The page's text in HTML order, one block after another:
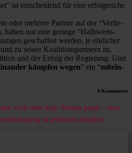
ist entschei­dend für eine erfolg­reiche
oder mehrere Partner auf der “Verlie­
haben nur eine geringe “Halbwerts­
geschaffen werden, je ehrli­cher
zu seiner Koali­ti­ons­part­nern ist,
und der Erfolg der Regie­rung. Und
kämpfen wegen” ein “mitein­
0 Kommen­tare
wird oder kein Termin passt – eine
ist jeder­zeit möglich